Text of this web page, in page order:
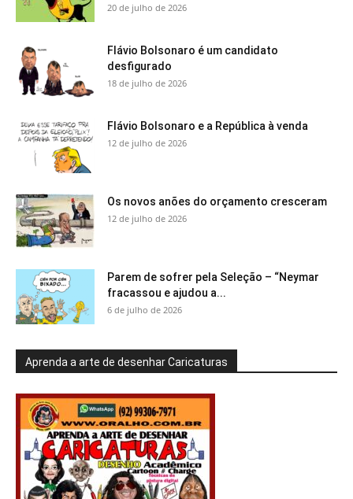
20 de julho de 2026
Flávio Bolsonaro é um candidato
desfigurado
18 de julho de 2026
Flávio Bolsonaro e a República à venda
12 de julho de 2026
Os novos anões do orçamento cresceram
12 de julho de 2026
Parem de sofrer pela Seleção – “Neymar
fracassou e ajudou a...
6 de julho de 2026
Aprenda a arte de desenhar Caricaturas